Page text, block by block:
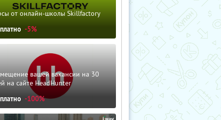
от онлайн-школы Skillfactory
-5%
вашей вакансии на 30
на сайте HeadHunter
-100%